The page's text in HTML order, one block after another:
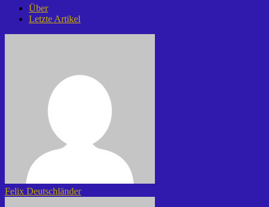
Über
Letzte Artikel
Felix Deutschländer